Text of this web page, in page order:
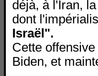
déjà, à l'Iran,
dont
Israël".
Cette
Biden, et